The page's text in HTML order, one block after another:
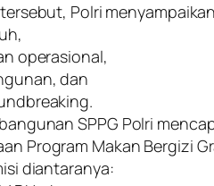
Polri
operasional,
dan
SPPG Polri
Program Makan Bergizi
diantaranya: